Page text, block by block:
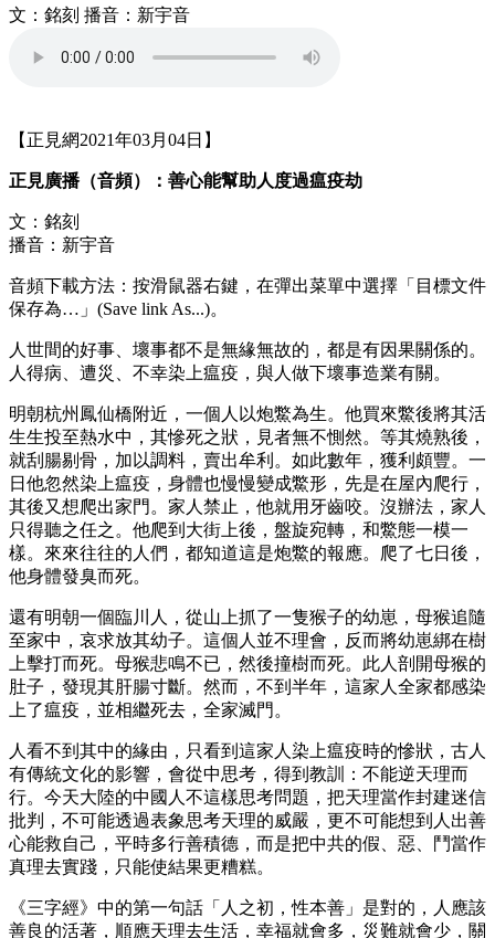
文：銘刻 播音：新宇音
【正見網2021年03月04日】
正見廣播（音頻）：善心能幫助人度過瘟疫劫
文：銘刻
播音：新宇音
音頻下載方法：按滑鼠器右鍵，在彈出菜單中選擇「目標文件
保存為…」(Save link As...)。
人世間的好事、壞事都不是無緣無故的，都是有因果關係的。
人得病、遭災、不幸染上瘟疫，與人做下壞事造業有關。
明朝杭州鳳仙橋附近，一個人以炮鱉為生。他買來鱉後將其活
生生投至熱水中，其慘死之狀，見者無不惻然。等其燒熟後，
就刮腸剔骨，加以調料，賣出牟利。如此數年，獲利頗豐。一
日他忽然染上瘟疫，身體也慢慢變成鱉形，先是在屋內爬行，
其後又想爬出家門。家人禁止，他就用牙齒咬。沒辦法，家人
只得聽之任之。他爬到大街上後，盤旋宛轉，和鱉態一模一
樣。來來往往的人們，都知道這是炮鱉的報應。爬了七日後，
他身體發臭而死。
還有明朝一個臨川人，從山上抓了一隻猴子的幼崽，母猴追隨
至家中，哀求放其幼子。這個人並不理會，反而將幼崽綁在樹
上擊打而死。母猴悲鳴不已，然後撞樹而死。此人剖開母猴的
肚子，發現其肝腸寸斷。然而，不到半年，這家人全家都感染
上了瘟疫，並相繼死去，全家滅門。
人看不到其中的緣由，只看到這家人染上瘟疫時的慘狀，古人
有傳統文化的影響，會從中思考，得到教訓：不能逆天理而
行。今天大陸的中國人不這樣思考問題，把天理當作封建迷信
批判，不可能透過表象思考天理的威嚴，更不可能想到人出善
心能救自己，平時多行善積德，而是把中共的假、惡、鬥當作
真理去實踐，只能使結果更糟糕。
《三字經》中的第一句話「人之初，性本善」是對的，人應該
善良的活著，順應天理去生活，幸福就會多，災難就會少，關